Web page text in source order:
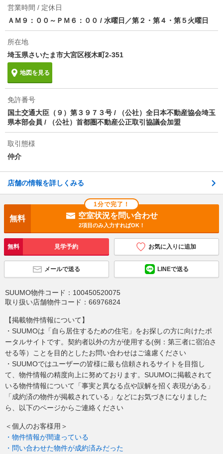
この物件にお問い合わせ
6.5万円
(管理費 -)
敷 6.5万円 礼
6.5万円
実際に見学したい
詳細について
問い合わせ
間取り・設備を
問い合わせ
次回更新予定日 2026/08/14
営業時間 / 定休日
ＡＭ９：００～ＰＭ６：００ / 水曜日／第２・第４・第５火曜日
所在地
埼玉県さいたま市大宮区桜木町2-351
地図を見る
免許番号
国土交通大臣（９）第３９７３号 / （公社）全日本不動産協会埼玉
県本部会員 / （公社）首都圏不動産公正取引協議会加盟
取引態様
仲介
店舗の情報を詳しくみる
1分で完了！
無料 空室状況を問い合わせ
2項目のみ入力すればOK！
無料 見学予約 お気に入りに追加
メールで送る LINEで送る
SUUMO物件コード： 100450520075
取り扱い店舗物件コード： 66976824
【掲載物件情報について】
・SUUMOは「自ら居住するための住宅」をお探しの方に向けたポ
ータルサイトです。契約者以外の方が使用する(例：第三者に宿泊さ
せる等）ことを目的としたお問い合わせはご遠慮ください
・SUUMOではユーザーの皆様に最も信頼されるサイトを目指し
て、物件情報の精度向上に努めております。SUUMOに掲載されて
いる物件情報について「事実と異なる点や誤解を招く表現がある」
「成約済の物件が掲載されている」などにお気づきになりました
ら、以下のページからご連絡ください
＜個人のお客様用＞
・物件情報が間違っている
・問い合わせた物件が成約済みだった